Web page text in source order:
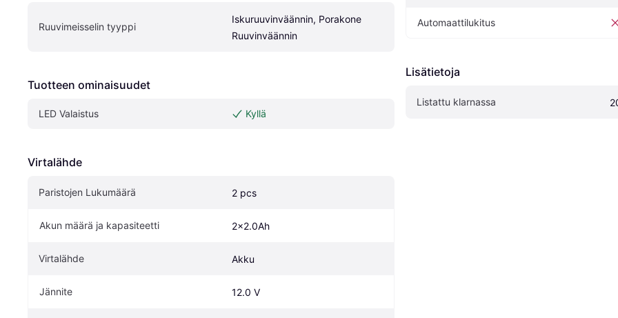
Ruuvimeisselin tyyppi
Iskuruuvinväännin, Porakone
Ruuvinväännin
Tuotteen ominaisuudet
LED Valaistus Kyllä
Virtalähde
Paristojen Lukumäärä 2 pcs
Akun määrä ja kapasiteetti 2x2.0Ah
Virtalähde Akku
Jännite 12.0 V
Automaattilukitus
Lisätietoja
Listattu klarnassa